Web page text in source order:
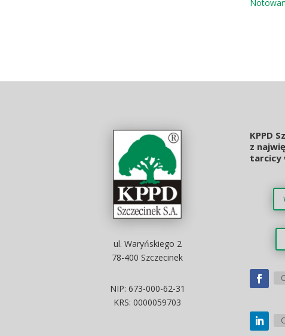
ul. Waryńskiego 2
78-400 Szczecinek
NIP: 673-000-62-31
KRS: 0000059703
KPPD
z
tarcicy